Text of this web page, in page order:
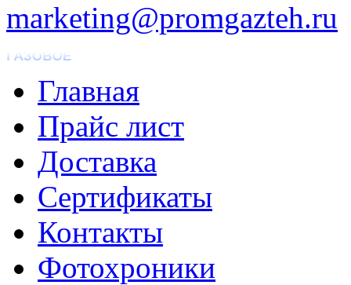
marketing@promgazteh.ru
Главная
Прайс лист
Доставка
Сертификаты
Контакты
Фотохроники